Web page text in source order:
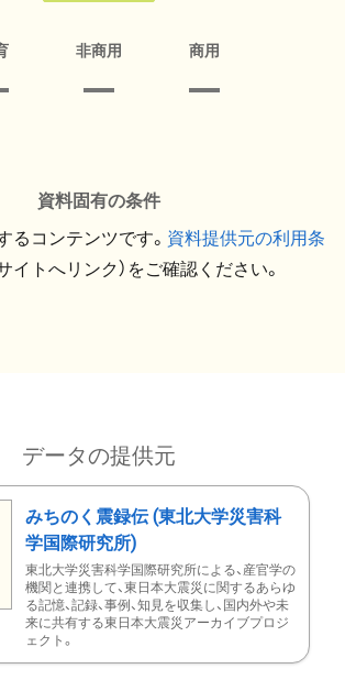
非商用 商用
資料固有の条件
るコンテンツです。 資料提供元の利用条
イトへリンク）をご確認ください。
データの提供元
みちのく震録伝 (東北大学災害科
学国際研究所)
東北大学災害科学国際研究所による、産官学の
機関と連携して、東日本大震災に関するあらゆ
る記憶、記録、事例、知見を収集し、国内外や未
来に共有する東日本大震災アーカイブプロジ
ェクト。